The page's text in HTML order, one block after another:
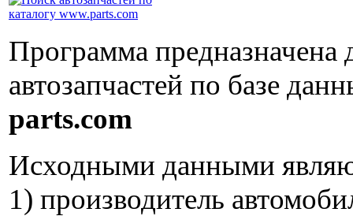
Программа предназначена
автозапчастей по базе
parts.com
Исходными данными
1) производитель